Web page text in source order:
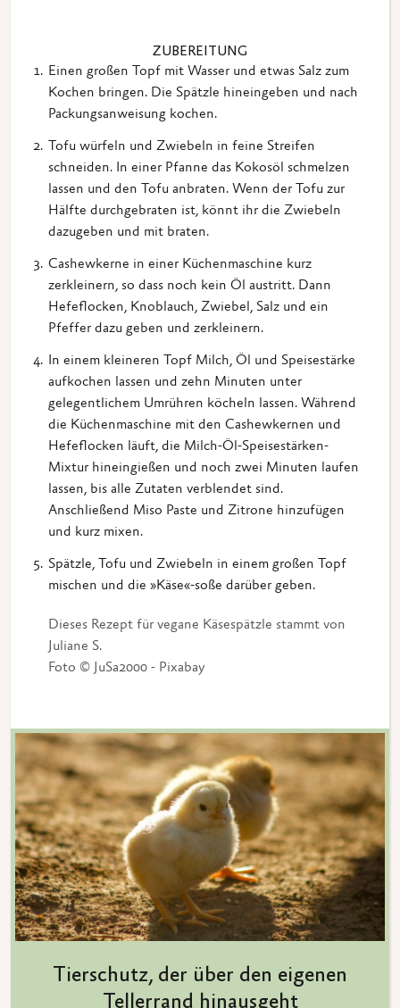
ZUBEREITUNG
Einen großen Topf mit Wasser und etwas Salz zum
Kochen bringen. Die Spätzle hineingeben und nach
Packungsanweisung kochen.
Tofu würfeln und Zwiebeln in feine Streifen
schneiden. In einer Pfanne das Kokosöl schmelzen
lassen und den Tofu anbraten. Wenn der Tofu zur
Hälfte durchgebraten ist, könnt ihr die Zwiebeln
dazugeben und mit braten.
Cashewkerne in einer Küchenmaschine kurz
zerkleinern, so dass noch kein Öl austritt. Dann
Hefeflocken, Knoblauch, Zwiebel, Salz und ein
Pfeffer dazu geben und zerkleinern.
In einem kleineren Topf Milch, Öl und Speisestärke
aufkochen lassen und zehn Minuten unter
gelegentlichem Umrühren köcheln lassen. Während
die Küchenmaschine mit den Cashewkernen und
Hefeflocken läuft, die Milch-Öl-Speisestärken-
Mixtur hineingießen und noch zwei Minuten laufen
lassen, bis alle Zutaten verblendet sind.
Anschließend Miso Paste und Zitrone hinzufügen
und kurz mixen.
Spätzle, Tofu und Zwiebeln in einem großen Topf
mischen und die »Käse«-soße darüber geben.
Dieses Rezept für vegane Käsespätzle stammt von
Juliane S.
Foto © JuSa2000 - Pixabay
Tierschutz, der über den eigenen
Tellerrand hinausgeht